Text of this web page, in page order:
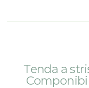
all'inizioTenda a